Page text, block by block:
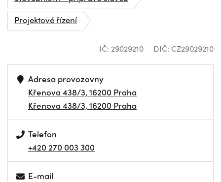
Projektové řízení
IČ: 29029210 DIČ: CZ29029210
Adresa provozovny
Křenova 438/3, 16200 Praha
Křenova 438/3, 16200 Praha
Telefon
+420 270 003 300
E-mail